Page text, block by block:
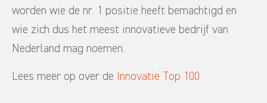
worden wie de nr. 1 positie heeft bemachtigd en
wie zich dus het meest innovatieve bedrijf van
Nederland mag noemen.
Lees meer op over de Innovatie Top 100